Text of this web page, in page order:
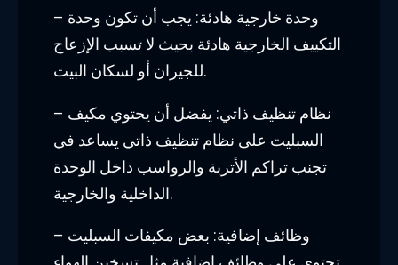
– وحدة خارجية هادئة: يجب أن تكون وحدة
التكييف الخارجية هادئة بحيث لا تسبب الإزعاج
للجيران أو لسكان البيت.
– نظام تنظيف ذاتي: يفضل أن يحتوي مكيف
السبليت على نظام تنظيف ذاتي يساعد في
تجنب تراكم الأتربة والرواسب داخل الوحدة
الداخلية والخارجية.
– وظائف إضافية: بعض مكيفات السبليت